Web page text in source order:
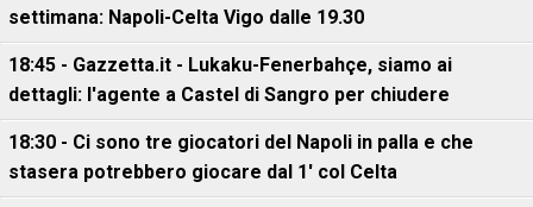
settimana: Napoli-Celta Vigo dalle 19.30
18:45 - Gazzetta.it - Lukaku-Fenerbahçe, siamo ai
dettagli: l'agente a Castel di Sangro per chiudere
18:30 - Ci sono tre giocatori del Napoli in palla e che
stasera potrebbero giocare dal 1' col Celta